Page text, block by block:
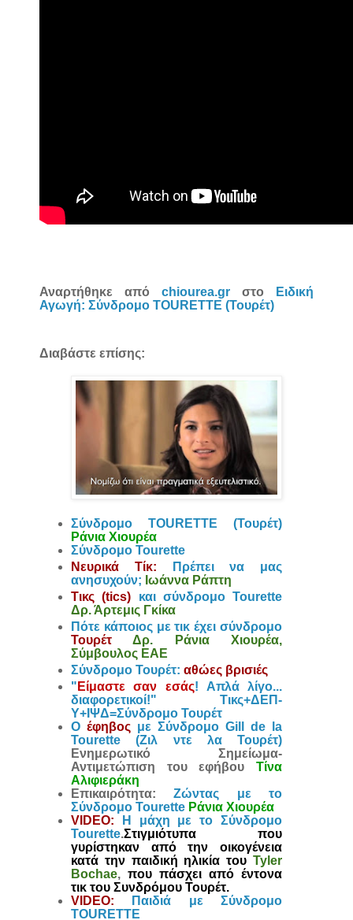
Αναρτήθηκε από chiourea.gr στο
Ειδική
Αγωγή: Σύνδρομο TOURETTE (Τουρέτ)
Διαβάστε επίσης:
Σύνδρομο TOURETTE (Τουρέτ)
Ράνια Χιουρέα
Σύνδρομο Tourette
Νευρικά Τίκ: Πρέπει να μας
ανησυχούν; Ιωάννα Ράπτη
Τικς (tics) και σύνδρομο Tourette
Δρ. Άρτεμις Γκίκα
Πότε κάποιος με τικ έχει σύνδρομο
Τουρέτ
Δρ. Ράνια Χιουρέα,
Σύμβουλος ΕΑΕ
Σύνδρομο Τουρέτ: αθώες βρισιές
" Είμαστε σαν εσάς! Απλά λίγο...
διαφορετικοί!" Τικς+ΔΕΠ-
Υ+ΙΨΔ=Σύνδρομο Τουρέτ
Ο έφηβοςμε Σύνδρομο Gill de la
Tourette (Ζιλ ντε λα Τουρέτ)
Ενημερωτικό Σημείωμα-
Αντιμετώπιση του εφήβουΤίνα
Αλιφιεράκη
Επικαιρότητα:Ζώντας με το
Σύνδρομο Tourette Ράνια Χιουρέα
VIDEO:
Η μάχη με το Σύνδρομο
Tourette.Στιγμιότυπα που
γυρίστηκαν από την οικογένεια
κατά την παιδική ηλικία τουTyler
Bochae, που πάσχει από έντονα
τικ του Συνδρόμου Τουρέτ.
VIDEO:
Παιδιά με Σύνδρομο
TOURETTE